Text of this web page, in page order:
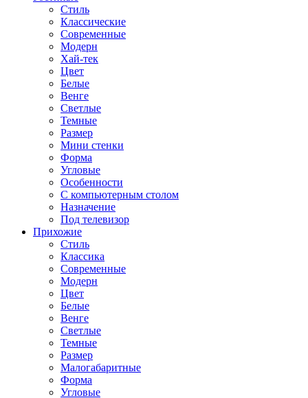
Стиль
Классические
Современные
Модерн
Хай-тек
Цвет
Белые
Венге
Светлые
Темные
Размер
Мини стенки
Форма
Угловые
Особенности
С компьютерным столом
Назначение
Под телевизор
Прихожие
Стиль
Классика
Современные
Модерн
Цвет
Белые
Венге
Светлые
Темные
Размер
Малогабаритные
Форма
Угловые